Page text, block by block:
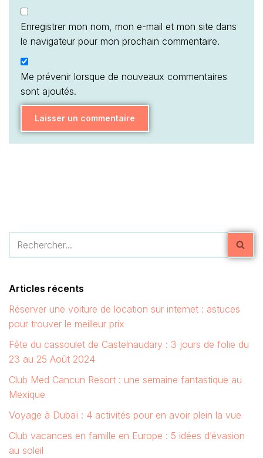
Enregistrer mon nom, mon e-mail et mon site dans
le navigateur pour mon prochain commentaire.
Me prévenir lorsque de nouveaux commentaires
sont ajoutés.
Articles récents
Réserver une voiture de location sur internet : astuces
pour trouver le meilleur prix
Fête du cassoulet de Castelnaudary : 3 jours de folie du
23 au 25 Août 2024
Club Med Cancun Resort : une semaine fantastique au
Mexique
Voyage à Dubaï : 4 activités pour en avoir plein la vue
Club vacances en famille en Europe : 5 idées d’évasion
au soleil